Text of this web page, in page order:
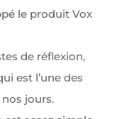
le produit Vox
de réflexion,
est l’une des
jours.